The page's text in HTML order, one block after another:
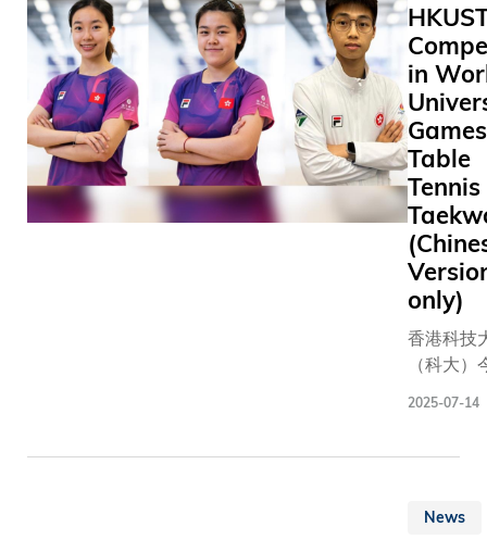
Student-
Learning
and
Scheme
under
Grants
HKUST
group of
athletes
The
flexible
financial
athletes
without
in
Table
only)
香港科技
（科大）
運），其
2025-07-14
News